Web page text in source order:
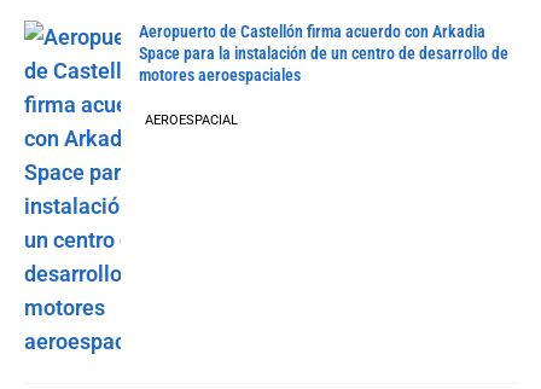
Aeropuerto de Castellón firma acuerdo con Arkadia
Space para la instalación de un centro de desarrollo de
motores aeroespaciales
AEROESPACIAL